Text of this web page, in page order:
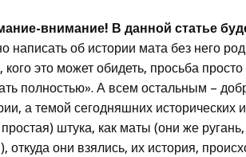
внимание! В данной статье
написать об истории мата без него
кого это может обидеть, просьба
полностью». А всем остальным –
а темой сегодняшних исторических
штука, как маты (они же
откуда они взялись, их история,